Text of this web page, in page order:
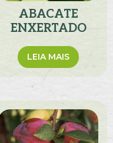
ABACATE
ENXERTADO
LEIA MAIS